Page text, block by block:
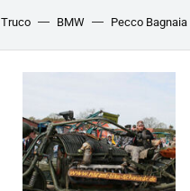
Truco BMW Pecco Bagnaia